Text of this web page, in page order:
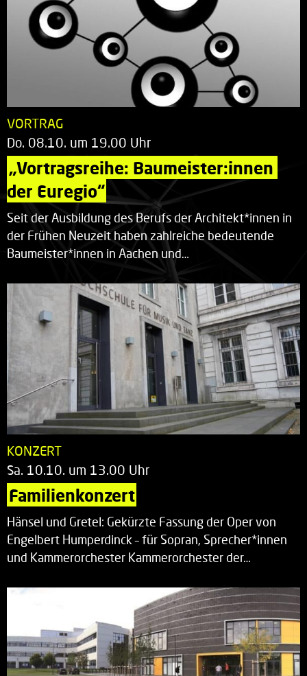
VORTRAG
Do. 08.10. um 19.00 Uhr
„Vortragsreihe: Baumeister:innen
der Euregio“
Seit der Ausbildung des Berufs der Architekt*innen in
der Frühen Neuzeit haben zahlreiche bedeutende
Baumeister*innen in Aachen und…
KONZERT
Sa. 10.10. um 13.00 Uhr
Familienkonzert
Hänsel und Gretel: Gekürzte Fassung der Oper von
Engelbert Humperdinck – für Sopran, Sprecher*innen
und Kammerorchester Kammerorchester der…